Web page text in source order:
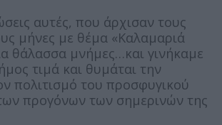
αυτές, που άρχισαν τους
μήνες με θέμα «Καλαμαριά
θάλασσα μνήμες…και γινήκαμε
τιμά και θυμάται την
πολιτισμό του προσφυγικού
προγόνων των σημερινών της